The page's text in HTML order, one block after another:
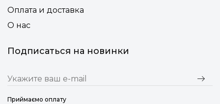
Оплата и доставка
О нас
Подписаться на новинки
Приймаємо оплату